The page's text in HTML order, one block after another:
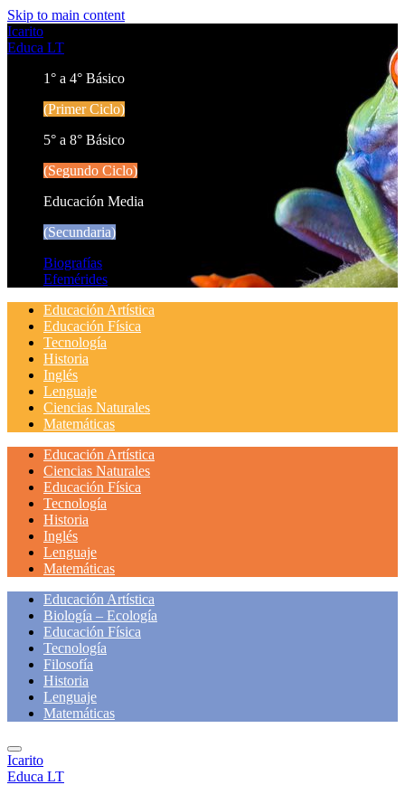
Skip to main content
Icarito
Educa LT
1° a 4° Básico
(Primer Ciclo)
5° a 8° Básico
(Segundo Ciclo)
Educación Media
(Secundaria)
Biografías
Efemérides
Educación Artística
Educación Física
Tecnología
Historia
Inglés
Lenguaje
Ciencias Naturales
Matemáticas
Educación Artística
Ciencias Naturales
Educación Física
Tecnología
Historia
Inglés
Lenguaje
Matemáticas
Educación Artística
Biología – Ecología
Educación Física
Tecnología
Filosofía
Historia
Lenguaje
Matemáticas
Icarito
Educa LT